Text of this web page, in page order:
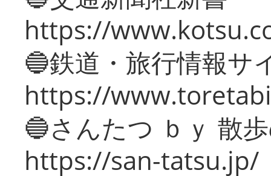
https://
🔵鉄道・旅行情報サ
https://
🔵さんたつ ｂｙ 散
https://san-tatsu.jp/